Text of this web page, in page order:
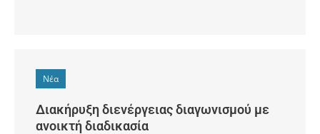
Νέα
Διακήρυξη διενέργειας διαγωνισμού με
ανοικτή διαδικασία